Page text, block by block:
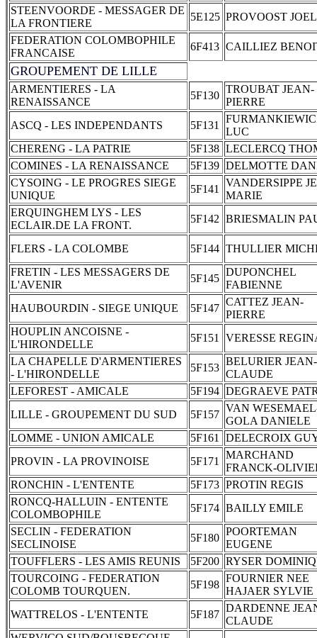
STEENVOORDE - MESSAGER DE
LA FRONTIERE
5E125 PROVOOST JOEL
FEDERATION COLOMBOPHILE
FRANCAISE
6F413 CAILLIEZ
GROUPEMENT DE LILLE
ARMENTIERES - LA
RENAISSANCE
5F130
TROUBAT JEAN-
PIERRE
ASCQ - LES INDEPENDANTS
5F131
LUC
CHERENG - LA PATRIE
5F138 LECLERCQ
COMINES - LA RENAISSANCE
5F139 DELMOTTE
CYSOING - LE PROGRES SIEGE
UNIQUE
5F141
VANDERSIPPE
MARIE
ERQUINGHEM LYS - LES
ECLAIR.DE LA FRONT.
5F142 BRIESMALIN
FLERS - LA COLOMBE 5F144 THULLIER
FRETIN - LES MESSAGERS DE
L'AVENIR
5F145
DUPONCHEL
FABIENNE
HAUBOURDIN - SIEGE UNIQUE
5F147
CATTEZ JEAN-
PIERRE
HOUPLIN ANCOISNE -
L'HIRONDELLE
5F151
VERESSE
LA CHAPELLE D'ARMENTIERES
- L'HIRONDELLE
5F153
BELURIER JEAN-
CLAUDE
LEFOREST - AMICALE
5F194 DEGRAEVE
LILLE - GROUPEMENT DU SUD
5F157
VAN
GOLA DANIELE
LOMME - UNION AMICALE
5F161
DELECROIX
PROVIN - LA PROVINOISE
5F171
MARCHAND
FRANCK-
RONCHIN - L'ENTENTE
5F173 PROTIN REGIS
RONCQ-HALLUIN - ENTENTE
COLOMBOPHILE
5F174 BAILLY EMILE
SECLIN - FEDERATION
SECLINOISE
5F180
POORTEMAN
EUGENE
TOUFFLERS - LES AMIS REUNIS
5F200 RYSER
TOURCOING - FEDERATION
COLOMB TOURQUEN.
5F198
FOURNIER NEE
HAJAER SYLVIE
WATTRELOS - L'ENTENTE
5F187
DARDENNE
CLAUDE